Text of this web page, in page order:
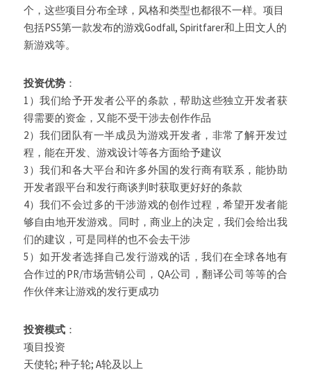
个，这些项目分布全球，风格和类型也都很不一样。项目
包括PS5第一款发布的游戏Godfall, Spiritfarer和上田文人的
新游戏等。
投资优势 ：
1）我们给予开发者公平的条款，帮助这些独立开发者获
得需要的资金，又能不受干涉去创作作品​
2）我们团队有一半成员为游戏开发者，非常了解开发过
程，能在开发、游戏设计等各方面给予建议
3）我们和各大平台和许多外国的发行商有联系，能协助
开发者跟平台和发行商谈判时获取更好好的条款
4）我们不会过多的干涉游戏的创作过程，希望开发者能
够自由地开发游戏。同时，商业上的决定，我们会给出我
们的建议，可是同样的也不会去干涉
5）如开发者选择自己发行游戏的话，我们在全球各地有
合作过的PR/市场营销公司，QA公司，翻译公司等等的合
作伙伴来让游戏的发行更成功
投资模式 ：
项目投资
天使轮; 种子轮; A轮及以上